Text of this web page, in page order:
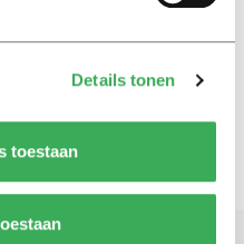
Details tonen
toestaan
bed
2020